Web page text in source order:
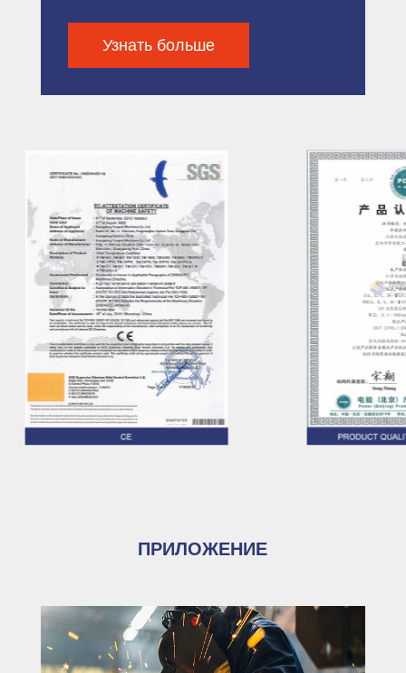
компания имеет многолетний
производственный опыт и сильные
возможности технического
развития, стандартизированное
предприятиям привлекать
большое количество отличных
профессиональных талантов,
чтобы обеспечить высокое
качество продукции и
эффективность производства.
Благодаря первоклассному
качеству и превосходному
обслуживанию мы хорошо
приняты нашими клиентами.
Благодаря отличным
характеристикам и разумной цене
Винтовой чиллер; Спиральный
охладитель; Промышленный
чиллер с воздушным
охлаждением; Портативный
Узнать больше
ПРИЛОЖЕНИЕ